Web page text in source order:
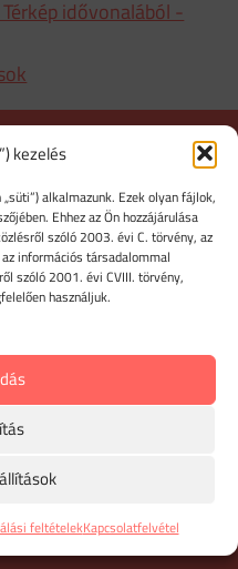
kezelés
alkalmazunk. Ezek olyan fájlok,
Ehhez az Ön hozzájárulása
szóló 2003. évi C. törvény, az
információs társadalommal
szóló 2001. évi CVIII. törvény,
használjuk.
feltételekKapcsolatfelvétel
idővonalából -
programodatiPhone
is! Rögzítsd
a partnereket,
és a hóvégi km óra